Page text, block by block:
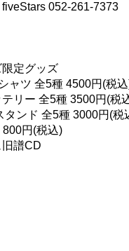
052-261-7373
定グッズ
ャツ 全5種 4500円(税
テリー 全5種 3500円(税
タンド 全5種 3000円(税
800円(税込)
譜CD